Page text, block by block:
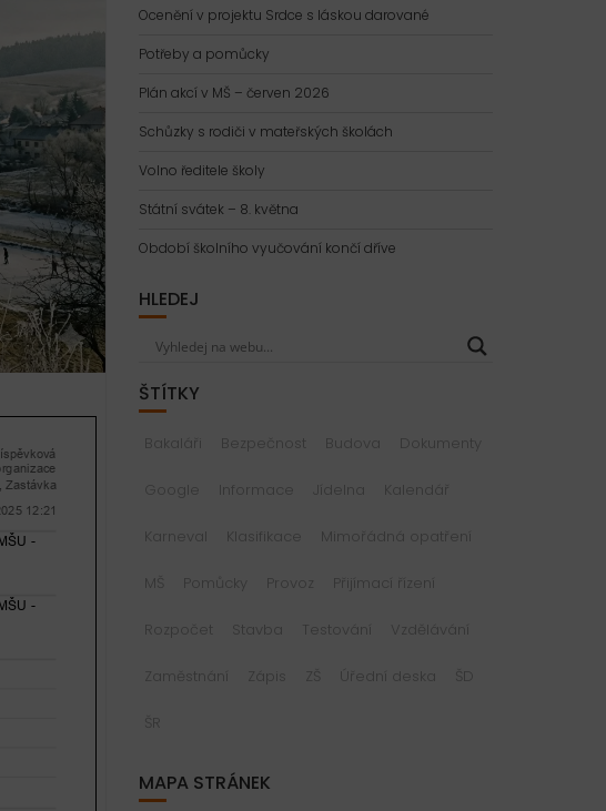
Ocenění v projektu Srdce s láskou darované
Potřeby a pomůcky
Plán akcí v MŠ – červen 2026
Schůzky s rodiči v mateřských školách
Volno ředitele školy
Státní svátek – 8. května
Období školního vyučování končí dříve
HLEDEJ
ŠTÍTKY
Bakaláři Bezpečnost Budova Dokumenty
Google Informace Jídelna Kalendář
Karneval Klasifikace Mimořádná opatření
MŠ Pomůcky Provoz Přijímací řízení
Rozpočet Stavba Testování Vzdělávání
Zaměstnání Zápis ZŠ Úřední deska ŠD
ŠR
MAPA STRÁNEK